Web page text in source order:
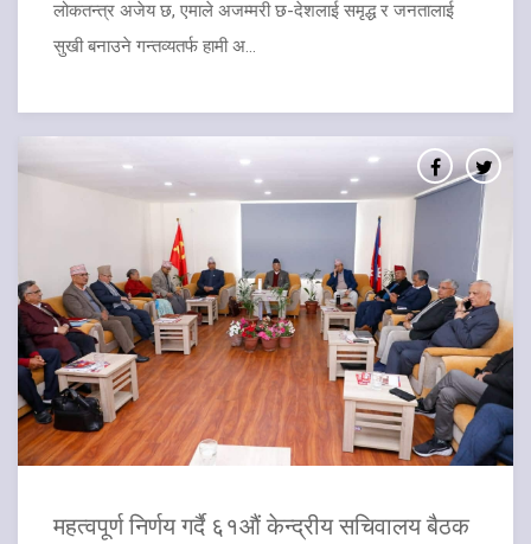
लोकतन्त्र अजेय छ, एमाले अजम्मरी छ-देशलाई समृद्ध र जनतालाई
सुखी बनाउने गन्तव्यतर्फ हामी अ...
महत्वपूर्ण निर्णय गर्दै ६१औं केन्द्रीय सचिवालय बैठक